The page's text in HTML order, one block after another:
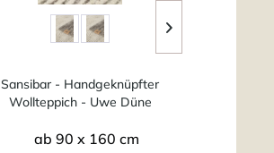
Sansibar - Handgeknüpfter
Wollteppich - Uwe Düne
ab 90 x 160 cm